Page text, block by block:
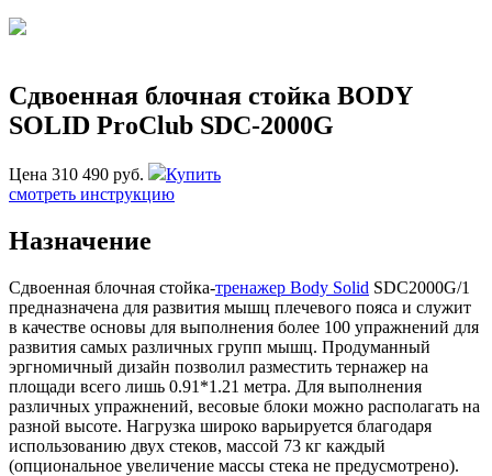
Сдвоенная блочная стойка BODY
SOLID ProClub SDC-2000G
Цена 310 490 руб.
Купить
смотреть инструкцию
Назначение
Сдвоенная блочная стойка-тренажер Body Solid SDC2000G/1
предназначена для развития мышц плечевого пояса и служит
в качестве основы для выполнения более 100 упражнений для
развития самых различных групп мышц. Продуманный
эргномичный дизайн позволил разместить тернажер на
площади всего лишь 0.91*1.21 метра. Для выполнения
различных упражнений, весовые блоки можно располагать на
разной высоте. Нагрузка широко варьируется благодаря
использованию двух стеков, массой 73 кг каждый
(опциональное увеличение массы стека не предусмотрено).